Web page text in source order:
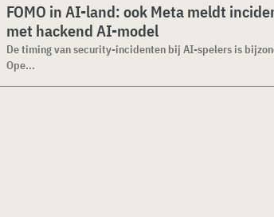
FOMO in AI-land: ook Meta meldt
met hackend AI-model
De timing van security-incidenten bij AI-spelers is
Ope...